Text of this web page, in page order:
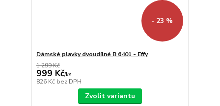
- 23 %
Dámské plavky dvoudílné B 6401 - Effy
1 299 Kč
999 Kč/ks
826 Kč bez DPH
Zvolit variantu